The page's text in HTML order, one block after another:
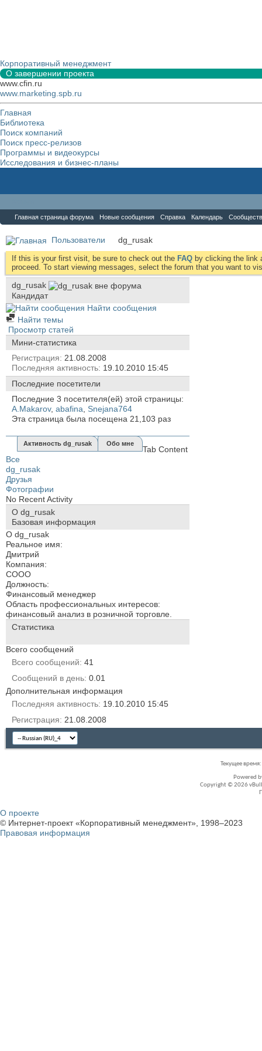
Корпоративный менеджмент
О завершении проекта
www.cfin.ru
www.marketing.spb.ru
Главная
Библиотека
Поиск компаний
Поиск пресс-релизов
Программы и видеокурсы
Исследования и бизнес-планы
Главная страница форума Новые сообщения Справка Календарь
Пользователи dg_rusak
If this is your first visit, be sure to check out the FAQ by clicking the link
proceed. To start viewing messages, select the forum that you want to
dg_rusak
Кандидат
Найти сообщения
Найти темы
Просмотр статей
Мини-статистика
Регистрация
21.08.2008
Последняя активность 19.10.2010 15:45
Последние посетители
Последние 3 посетителя(ей) этой страницы:
A.Makarov, abafina
Snejana764
Эта страница была посещена 21,103 раз
Активность dg_rusak Обо мне
Tab Content
Все
dg_rusak
Друзья
Фотографии
No Recent Activity
О dg_rusak
Базовая информация
О dg_rusak
Реальное имя:
Дмитрий
Компания:
СООО
Должность:
Финансовый менеджер
Область профессиональных интересов:
финансовый анализ в розничной торговле.
Статистика
Всего сообщений
Всего сообщений 41
Сообщений в день 0.01
Дополнительная информация
Последняя активность 19.10.2010 15:45
Регистрация
21.08.2008
Текущее время:
Powered
Copyright © 2026
О проекте
© Интернет-проект «Корпоративный менеджмент», 1998–2023
Правовая информация